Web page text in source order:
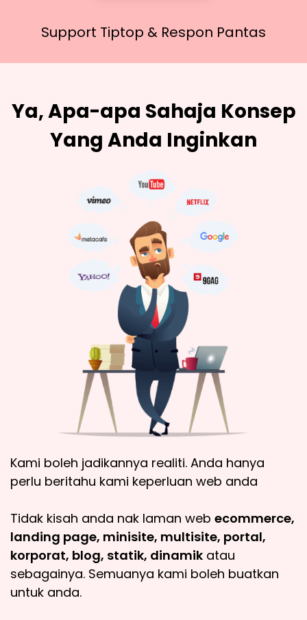
Support Tiptop & Respon Pantas
Ya, Apa-apa Sahaja Konsep
Yang Anda Inginkan
Kami boleh jadikannya realiti. Anda hanya
perlu beritahu kami keperluan web anda
Tidak kisah anda nak laman web ecommerce,
landing page, minisite, multisite, portal,
korporat, blog, statik, dinamik atau
sebagainya. Semuanya kami boleh buatkan
untuk anda.